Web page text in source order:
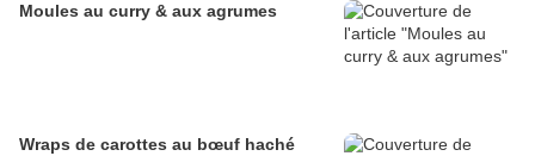
Moules au curry & aux agrumes
Wraps de carottes au bœuf haché